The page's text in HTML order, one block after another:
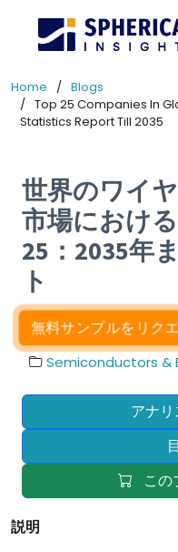
Home
Blogs
Top 25 Companies In
Statistics Report Till 2035
世界のワイ
市場におけ
25：2035年
ト
無料サンプルをリク
Semiconductors &
アナ
この
説明